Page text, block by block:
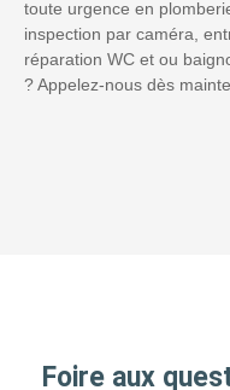
toute urgence en
inspection par caméra,
réparation WC et ou
? Appelez-nous dès
Foire aux